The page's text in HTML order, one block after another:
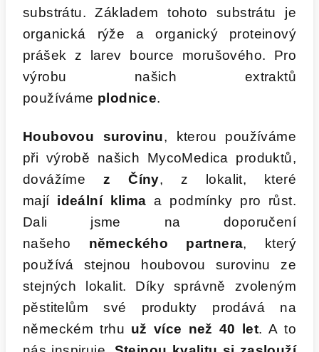
substrátu. Základem tohoto substrátu je
organická rýže a organický proteinový
prášek z larev bource morušového. Pro
výrobu našich extraktů
používáme plodnice.
Houbovou surovinu, kterou používáme
při výrobě našich MycoMedica produktů,
dovážíme z Číny, z lokalit, které
mají ideální klima a podmínky pro růst.
Dali jsme na doporučení
našeho německého partnera, který
používá stejnou houbovou surovinu ze
stejných lokalit. Díky správně zvoleným
pěstitelům své produkty prodává na
německém trhu už více než 40 let. A to